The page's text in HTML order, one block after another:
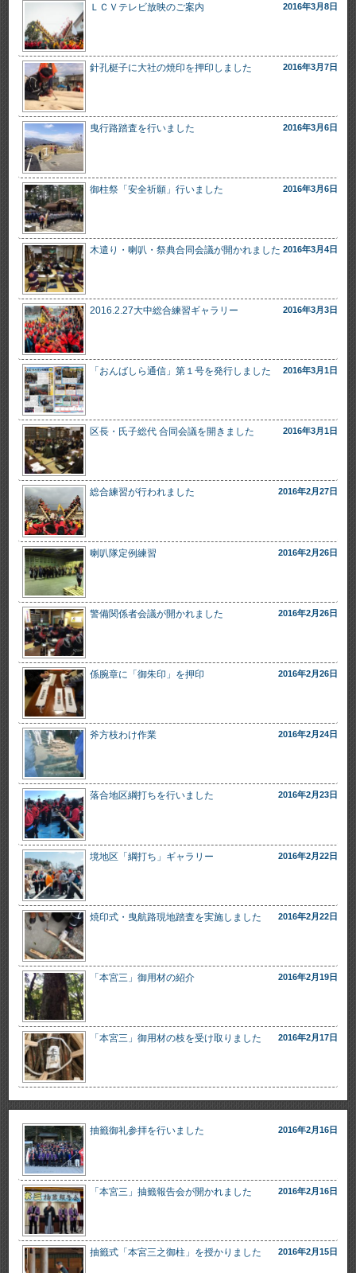
ＬＣＶテレビ放映のご案内 2016年3月8日
針孔梃子に大社の焼印を押印しました 2016年3月7日
曳行路踏査を行いました 2016年3月6日
御柱祭「安全祈願」行いました 2016年3月6日
木遣り・喇叭・祭典合同会議が開かれました 2016年3月4日
2016.2.27大中総合練習ギャラリー 2016年3月3日
「おんばしら通信」第１号を発行しました 2016年3月1日
区長・氏子総代 合同会議を開きました 2016年3月1日
総合練習が行われました 2016年2月27日
喇叭隊定例練習 2016年2月26日
警備関係者会議が開かれました 2016年2月26日
係腕章に「御朱印」を押印 2016年2月26日
斧方枝わけ作業 2016年2月24日
落合地区綱打ちを行いました 2016年2月23日
境地区「綱打ち」ギャラリー 2016年2月22日
焼印式・曳航路現地踏査を実施しました 2016年2月22日
「本宮三」御用材の紹介 2016年2月19日
「本宮三」御用材の枝を受け取りました 2016年2月17日
抽籤御礼参拝を行いました 2016年2月16日
「本宮三」抽籤報告会が開かれました 2016年2月16日
抽籤式「本宮三之御柱」を授かりました 2016年2月15日